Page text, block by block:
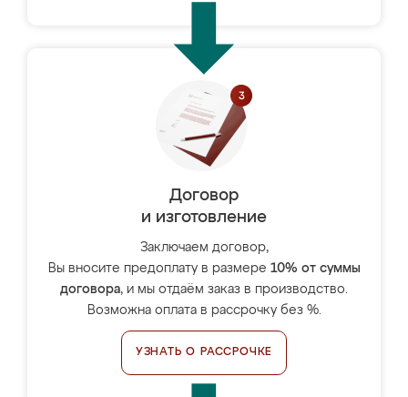
Договор
и изготовление
Заключаем договор,
Вы вносите предоплату в размере 10% от суммы
договора, и мы отдаём заказ в производство.
Возможна оплата в рассрочку без %.
УЗНАТЬ О РАССРОЧКЕ